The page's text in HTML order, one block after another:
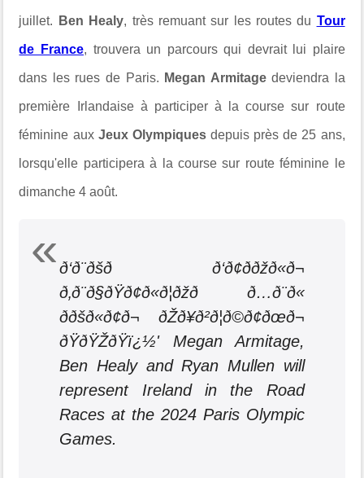
juillet. Ben Healy, très remuant sur les routes du Tour
de France, trouvera un parcours qui devrait lui plaire
dans les rues de Paris. Megan Armitagedeviendra la
première Irlandaise à participer à la course sur route
féminine aux Jeux Olympiquesdepuis près de 25 ans,
lorsqu'elle participera à la course sur route féminine le
dimanche 4 août.
ð‘ð¨ðšð ð‘ð¢ððžð«ð¬
ð‚ð¨ð§ðŸð¢ð«ð¦ðžð ð…ð¨ð«
ððšð«ð¢ð¬ ðŽð¥ð²ð¦ð©ð¢ðœð¬
ðŸðŸŽðŸï¿½' Megan Armitage,
Ben Healy and Ryan Mullen will
represent Ireland in the Road
Races at the 2024 Paris Olympic
Games.